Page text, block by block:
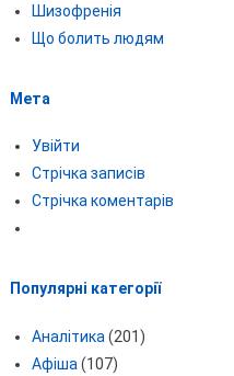
Шизофренія
Що болить людям
Мета
Увійти
Стрічка записів
Стрічка коментарів
Популярні категорії
Аналітика (201)
Афіша (107)